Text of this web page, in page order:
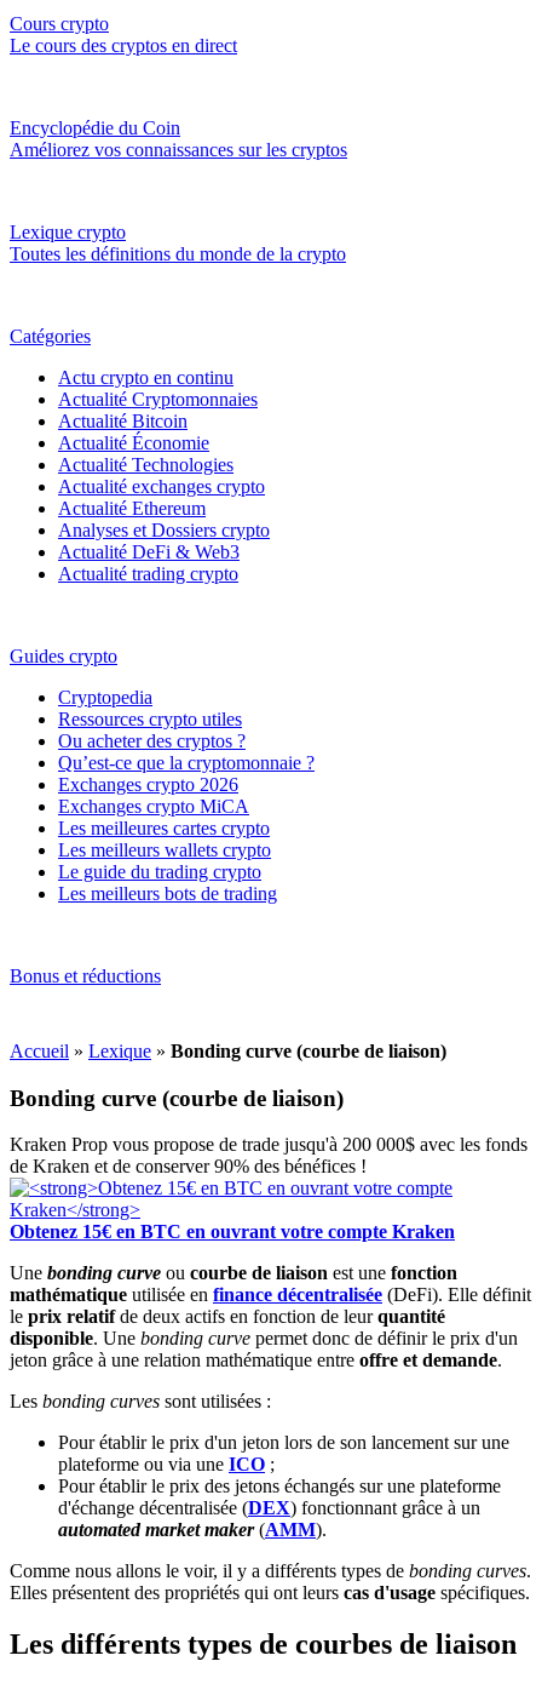
Cours crypto
Le cours des cryptos en direct
Encyclopédie du Coin
Améliorez vos connaissances sur les cryptos
Lexique crypto
Toutes les définitions du monde de la crypto
Catégories
Actu crypto en continu
Actualité Cryptomonnaies
Actualité Bitcoin
Actualité Économie
Actualité Technologies
Actualité exchanges crypto
Actualité Ethereum
Analyses et Dossiers crypto
Actualité DeFi & Web3
Actualité trading crypto
Guides crypto
Cryptopedia
Ressources crypto utiles
Ou acheter des cryptos ?
Qu’est-ce que la cryptomonnaie ?
Exchanges crypto 2026
Exchanges crypto MiCA
Les meilleures cartes crypto
Les meilleurs wallets crypto
Le guide du trading crypto
Les meilleurs bots de trading
Bonus et réductions
Accueil » Lexique » Bonding curve (courbe de liaison)
Bonding curve (courbe de liaison)
Kraken Prop vous propose de trade jusqu'à 200 000$ avec les fonds
de Kraken et de conserver 90% des bénéfices !
Obtenez 15€ en BTC en ouvrant votre compte Kraken
Une bonding curve ou courbe de liaison est une fonction
mathématique utilisée en finance décentralisée (DeFi). Elle définit
le prix relatifde deux actifs en fonction de leurquantité
disponible. Une bonding curve permet donc de définir le prix d'un
jeton grâce à une relation mathématique entre offre et demande.
Les bonding curves sont utilisées :
Pour établir le prix d'un jeton lors de son lancement sur une
plateforme ou via une ICO ;
Pour établir le prix des jetons échangés sur une plateforme
d'échange décentralisée (DEX) fonctionnant grâce à un
automated market maker(AMM).
Comme nous allons le voir, il y a différents types de bonding curves.
Elles présentent des propriétés qui ont leurs cas d'usage spécifiques.
Les différents types de courbes de liaison